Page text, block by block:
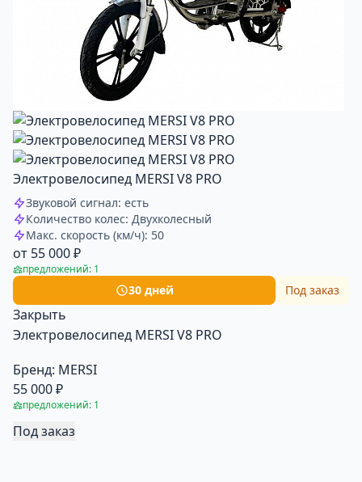
Электровелосипед MERSI V8 PRO
Звуковой сигнал: есть
Количество колес: Двухколесный
Макс. скорость (км/ч): 50
от 55 000 ₽
предложений: 1
30 дней Под заказ
Закрыть
Электровелосипед MERSI V8 PRO
Бренд: MERSI
55 000 ₽
предложений: 1
Под заказ